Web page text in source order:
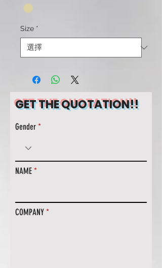
Size *
GET THE QUOTATION!!
Gender
NAME
COMPANY